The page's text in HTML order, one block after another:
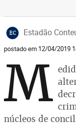
EC Estadão
postado em 12/04/2019
M
núcleos de